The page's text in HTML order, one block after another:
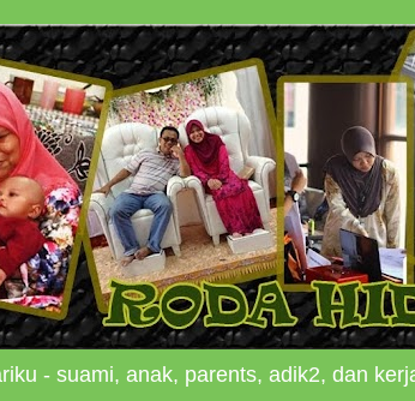
- suami, anak, parents, adik2, dan